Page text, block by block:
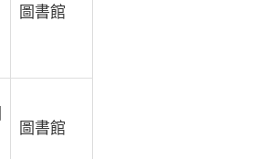
圖書館
圖書館